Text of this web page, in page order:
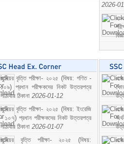
2026-
জুনিয়র বৃত্তি পরীক্ষা- ২০২৫ (বিষয়: গণিত -
১০৯) প্রধান পরীক্ষকদের নিকট উত্তরপত্র
পাঠাবার ঠিকানা 2026-01-12
জুনিয়র বৃত্তি পরীক্ষা- ২০২৫ (বিষয়: ইংরেজি
- ১০৭) প্রধান পরীক্ষকদের নিকট উত্তরপত্র
পাঠাবার ঠিকানা 2026-01-07
জুনিয়র বৃত্তি পরীক্ষা- ২০২৫ (বিষয়: